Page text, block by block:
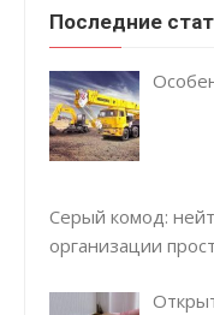
Последние
Серый комод:
организации